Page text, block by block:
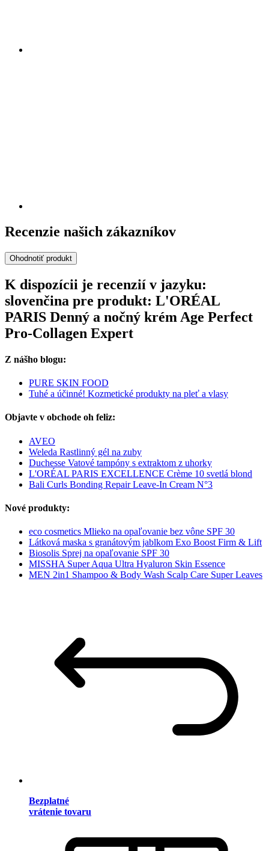
Recenzie našich zákazníkov
Ohodnotiť produkt
K dispozícii je recenzií v jazyku:
slovenčina pre produkt: L'ORÉAL
PARIS Denný a nočný krém Age Perfect
Pro-Collagen Expert
Z nášho blogu:
PURE SKIN FOOD
Tuhé a účinné! Kozmetické produkty na pleť a vlasy
Objavte v obchode oh feliz:
AVEO
Weleda Rastlinný gél na zuby
Duchesse Vatové tampóny s extraktom z uhorky
L'ORÉAL PARIS EXCELLENCE Crème 10 svetlá blond
Bali Curls Bonding Repair Leave-In Cream N°3
Nové produkty:
eco cosmetics Mlieko na opaľovanie bez vône SPF 30
Látková maska s granátovým jablkom Exo Boost Firm & Lift
Biosolis Sprej na opaľovanie SPF 30
MISSHA Super Aqua Ultra Hyaluron Skin Essence
MEN 2in1 Shampoo & Body Wash Scalp Care Super Leaves
Bezplatné
vrátenie tovaru